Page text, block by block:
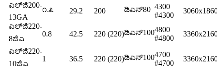
ಎಲ್‌ಜಿ200-
13GA
೧.೩ 29.2 200 ಡಿಎನ್80 4300
#4300
ಎಲ್‌ಜಿ220-
8ಜಿಎ
0.8 42.5 220 (220)ಡಿಎನ್1004800
#4800
ಎಲ್‌ಜಿ220-
10ಜಿಎ
1 36.5 220 (220)ಡಿಎನ್1004700
#4700